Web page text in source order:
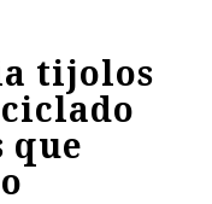
tijolos
que